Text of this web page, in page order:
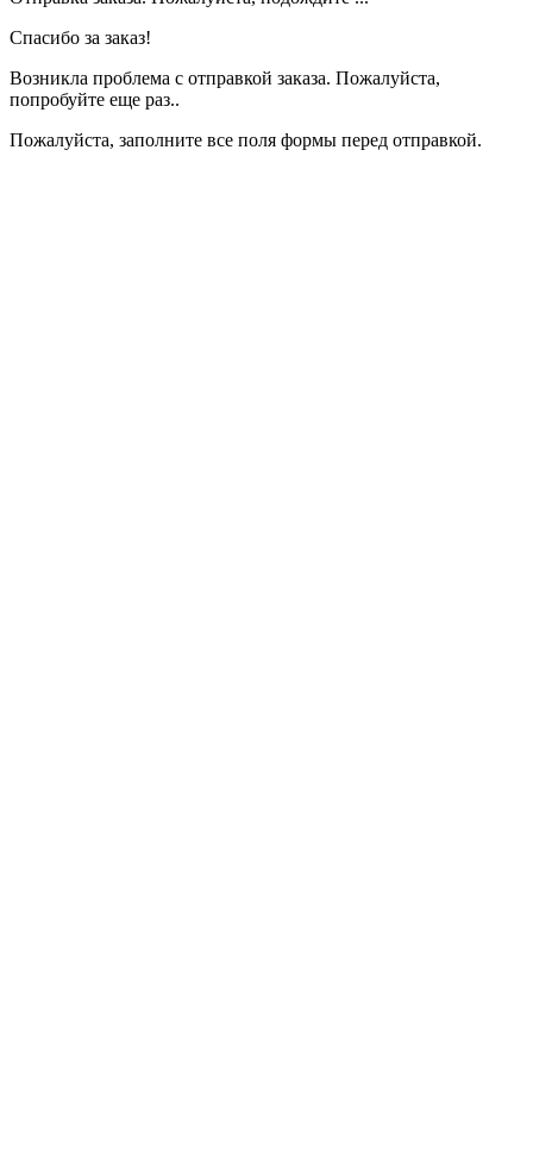
Спасибо за заказ!
Возникла проблема с отправкой заказа. Пожалуйста,
попробуйте еще раз..
Пожалуйста, заполните все поля формы перед отправкой.